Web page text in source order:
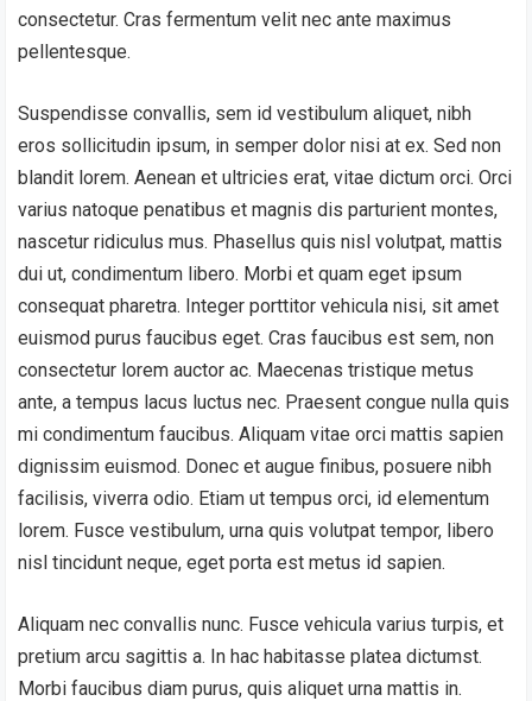
consectetur. Cras fermentum velit nec ante maximus
pellentesque.
Suspendisse convallis, sem id vestibulum aliquet, nibh
eros sollicitudin ipsum, in semper dolor nisi at ex. Sed non
blandit lorem. Aenean et ultricies erat, vitae dictum orci. Orci
varius natoque penatibus et magnis dis parturient montes,
nascetur ridiculus mus. Phasellus quis nisl volutpat, mattis
dui ut, condimentum libero. Morbi et quam eget ipsum
consequat pharetra. Integer porttitor vehicula nisi, sit amet
euismod purus faucibus eget. Cras faucibus est sem, non
consectetur lorem auctor ac. Maecenas tristique metus
ante, a tempus lacus luctus nec. Praesent congue nulla quis
mi condimentum faucibus. Aliquam vitae orci mattis sapien
dignissim euismod. Donec et augue finibus, posuere nibh
facilisis, viverra odio. Etiam ut tempus orci, id elementum
lorem. Fusce vestibulum, urna quis volutpat tempor, libero
nisl tincidunt neque, eget porta est metus id sapien.
Aliquam nec convallis nunc. Fusce vehicula varius turpis, et
pretium arcu sagittis a. In hac habitasse platea dictumst.
Morbi faucibus diam purus, quis aliquet urna mattis in.